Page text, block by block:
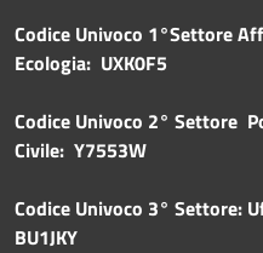
Codice Univoco 1°Settore
Ecologia: UXK0F5
Codice Univoco 2° Settore
Civile: Y7553W
Codice Univoco 3° Settore:
BU1JKY